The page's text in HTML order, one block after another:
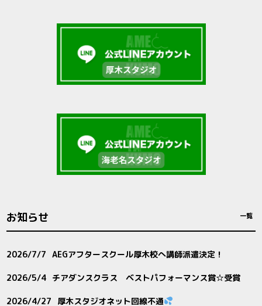
お知らせ 一覧
2026/7/7 AEGアフタースクール厚木校へ講師派遣決定！
2026/5/4 チアダンスクラス ベストパフォーマンス賞☆受賞
2026/4/27 厚木スタジオネット回線不通